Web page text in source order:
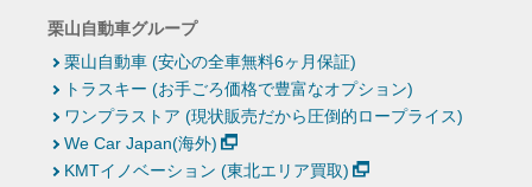
栗山自動車グループ
栗山自動車 (安心の全車無料6ヶ月保証)
トラスキー (お手ごろ価格で豊富なオプション)
ワンプラストア (現状販売だから圧倒的ロープライス)
We Car Japan(海外)
KMTイノベーション (東北エリア買取)